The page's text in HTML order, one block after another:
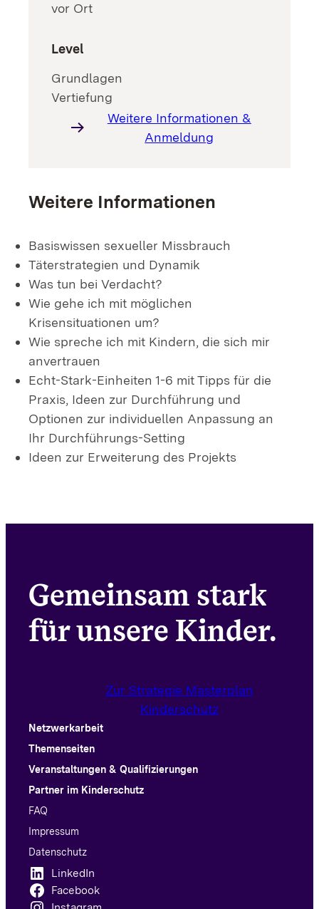
vor Ort
Level
Grundlagen
Vertiefung
Weitere Informationen &
Anmeldung
Weitere Informationen
Basiswissen sexueller Missbrauch
Täterstrategien und Dynamik
Was tun bei Verdacht?
Wie gehe ich mit möglichen
Krisensituationen um?
Wie spreche ich mit Kindern, die sich mir
anvertrauen
Echt-Stark-Einheiten 1-6 mit Tipps für die
Praxis, Ideen zur Durchführung und
Optionen zur individuellen Anpassung an
Ihr Durchführungs-Setting
Ideen zur Erweiterung des Projekts
Gemeinsam stark
für unsere Kinder.
Zur Strategie Masterplan
Kinderschutz
Netzwerkarbeit
Themenseiten
Veranstaltungen & Qualifizierungen
Partner im Kinderschutz
FAQ
Impressum
Datenschutz
LinkedIn
Facebook